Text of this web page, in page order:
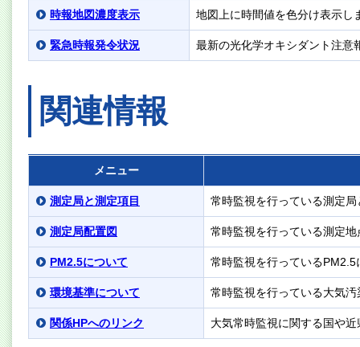
時報地図濃度表示 地図上に時間値を色分け表示し
緊急時報発令状況 最新の光化学オキシダント注意
関連情報
メニュー
測定局と測定項目 常時監視を行っている測定
測定局配置図 常時監視を行っている測定
PM2.5について 常時監視を行っている
環境基準について 常時監視を行っている大気
関係HPへのリンク 大気常時監視に関する国や